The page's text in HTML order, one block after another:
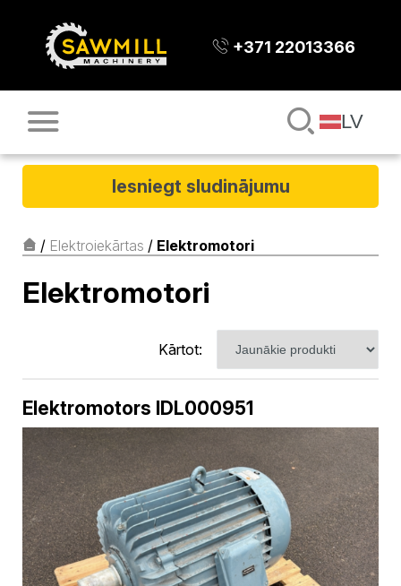
+371 22013366
LV
Iesniegt sludinājumu
/ Elektroiekārtas / Elektromotori
Elektromotori
Kārtot:
Elektromotors IDL000951